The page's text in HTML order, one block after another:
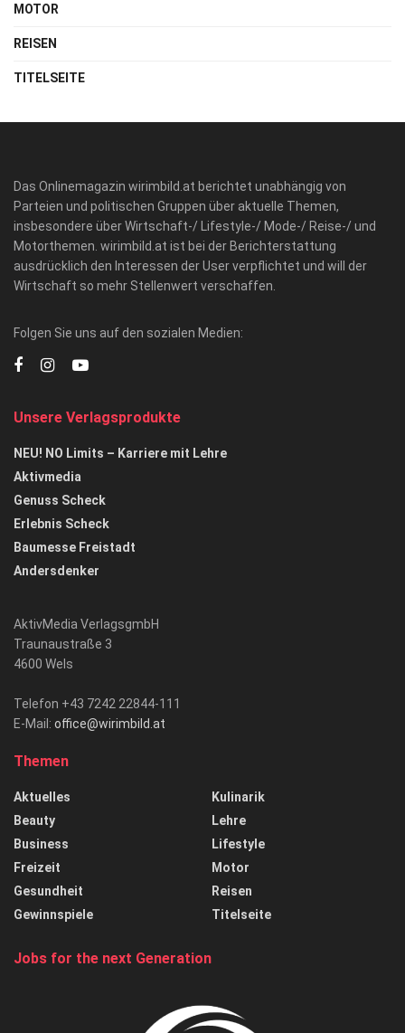
MOTOR
REISEN
TITELSEITE
Das Onlinemagazin wirimbild.at berichtet unabhängig von
Parteien und politischen Gruppen über aktuelle Themen,
insbesondere über Wirtschaft-/ Lifestyle-/ Mode-/ Reise-/ und
Motorthemen. wirimbild.at ist bei der Berichterstattung
ausdrücklich den Interessen der User verpflichtet und will der
Wirtschaft so mehr Stellenwert verschaffen.
Folgen Sie uns auf den sozialen Medien:
Unsere Verlagsprodukte
NEU! NO Limits – Karriere mit Lehre
Aktivmedia
Genuss Scheck
Erlebnis Scheck
Baumesse Freistadt
Andersdenker
AktivMedia VerlagsgmbH
Traunaustraße 3
4600 Wels
Telefon +43 7242 22844-111
E-Mail: office@wirimbild.at
Themen
Aktuelles
Beauty
Business
Freizeit
Gesundheit
Gewinnspiele
Kulinarik
Lehre
Lifestyle
Motor
Reisen
Titelseite
Jobs for the next Generation